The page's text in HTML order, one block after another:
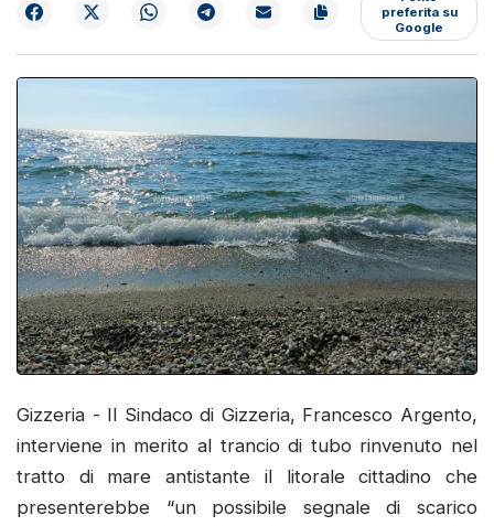
preferita su
Google
Gizzeria - Il Sindaco di Gizzeria, Francesco Argento,
interviene in merito al trancio di tubo rinvenuto nel
tratto di mare antistante il litorale cittadino che
presenterebbe “un possibile segnale di scarico